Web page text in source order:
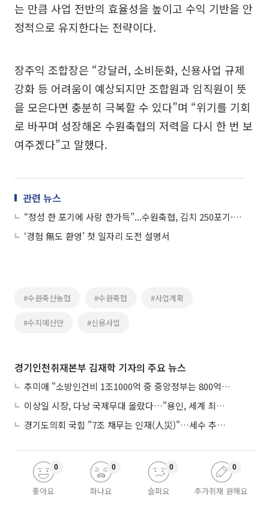
는 만큼 사업 전반의 효율성을 높이고 수익 기반을 안
정적으로 유지한다는 전략이다.
장주익 조합장은 “강달러, 소비둔화, 신용사업 규제
강화 등 어려움이 예상되지만 조합원과 임직원이 뜻
을 모은다면 충분히 극복할 수 있다”며 “위기를 기회
로 바꾸며 성장해온 수원축협의 저력을 다시 한 번 보
여주겠다”고 말했다.
관련 뉴스
“정성 한 포기에 사랑 한가득”...수원축협, 김치 250포기·쌀 600㎏ 기탁
‘경험 無도 환영’ 첫 일자리 도전 설명서
#수원축산농협 #수원축협 #사업계획
#수지예산안 #신용사업
경기인천취재본부 김재학 기자의 주요 뉴스
추미애 "소방인건비 1조1000억 중 중앙정부는 800억뿐"
이상일 시장, 다낭 국제무대 올랐다…"용인, 세계 최대 반도체 도시 된다"
경기도의회 국힘 "7조 채무는 인재(人災)"…세수 추계 조작 의혹 제기
좋아요
0
화나요
0
슬퍼요
0
추가취재 원해요
0